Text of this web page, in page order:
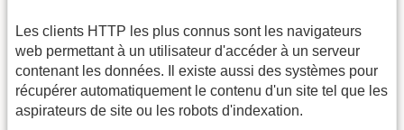
Les clients HTTP les plus connus sont les navigateurs
web permettant à un utilisateur d'accéder à un serveur
contenant les données. Il existe aussi des systèmes pour
récupérer automatiquement le contenu d'un site tel que les
aspirateurs de site ou les robots d'indexation.